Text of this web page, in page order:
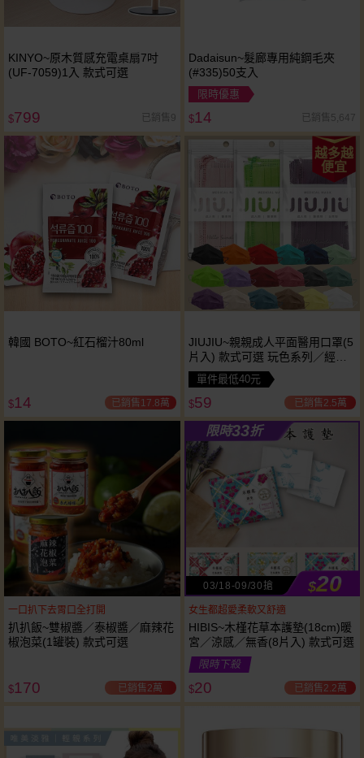
KINYO~原木質感充電桌扇7吋
(UF-7059)1入 款式可選
$799 已銷售9
Dadaisun~髮廊專用純鋼毛夾
(#335)50支入
限時優惠
$14 已銷售5,647
韓國 BOTO~紅石榴汁80ml
$14 已銷售17.8萬
越多越
便宜
JIUJIU~親親成人平面醫用口罩(5
片入) 款式可選 玩色系列／經典
素色系列／幻彩炫色系列／紗霧
系列／輕親系列 MD雙鋼印
單件最低40元
$59 已銷售2.5萬
一口扒下去胃口全打開
扒扒飯~雙椒醬／泰椒醬／麻辣花
椒泡菜(1罐裝) 款式可選
$170 已銷售2萬
限時33折
03/18-09/30搶 $20
女生都超愛柔軟又舒適
HIBIS~木槿花草本護墊(18cm)暖
宮／涼感／無香(8片入) 款式可選
限時下殺
$20 已銷售2.2萬